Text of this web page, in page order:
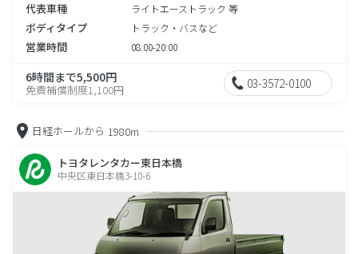
代表車種 ライトエーストラック 等
ボディタイプ トラック・バスなど
営業時間 08:00-20:00
6時間まで5,500円
免責補償制度1,100円 03-3572-0100
日経ホールから 1980m
トヨタレンタカー東日本橋
中央区東日本橋3-10-6